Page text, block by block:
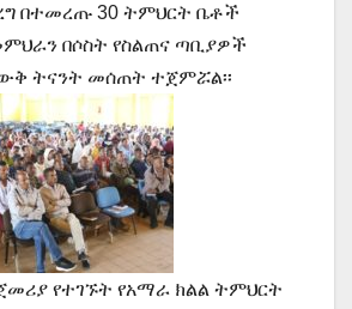
በተመረጡ 30 ትምህርት ቤቶች
በሶስት የስልጠና ጣቢያዎች
ትናንት መሰጠት ተጀምሯል፡፡
የተገኙት የአማራ ክልል ትምህርት